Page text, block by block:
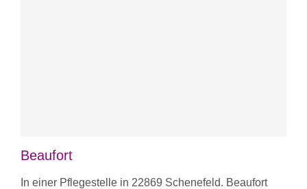
Beaufort
In einer Pflegestelle in 22869 Schenefeld. Beaufort